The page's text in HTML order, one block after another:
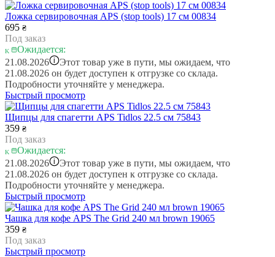
Ложка сервировочная APS (stop tools) 17 см 00834
695 ₴
Под заказ
Ожидается:
21.08.2026 i
Этот товар уже в пути, мы ожидаем, что
21.08.2026 он будет доступен к отгрузке со склада.
Подробности уточняйте у менеджера.
Быстрый просмотр
Щипцы для спагетти APS Tidlos 22.5 см 75843
359 ₴
Под заказ
Ожидается:
21.08.2026 i
Этот товар уже в пути, мы ожидаем, что
21.08.2026 он будет доступен к отгрузке со склада.
Подробности уточняйте у менеджера.
Быстрый просмотр
Чашка для кофе APS The Grid 240 мл brown 19065
359 ₴
Под заказ
Быстрый просмотр